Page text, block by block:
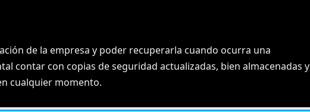
de la empresa y poder recuperarla cuando ocurra una
contar con copias de seguridad actualizadas, bien almacenadas y
cualquier momento.